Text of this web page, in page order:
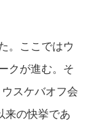
。ここではウ
クが進む。そ
スケバオフ会
来の快挙であ